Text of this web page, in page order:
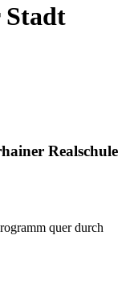
Stadt
Realschule
quer durch